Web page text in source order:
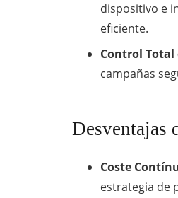
dispositivo e
eficiente.
Control Total
campañas
Desventajas
Coste
estrategia de